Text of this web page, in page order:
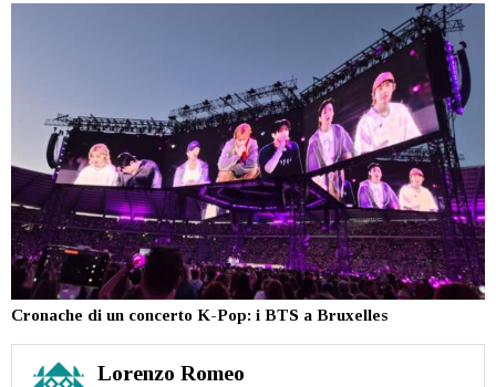
Cronache di un concerto K-Pop: i BTS a Bruxelles
Lorenzo Romeo